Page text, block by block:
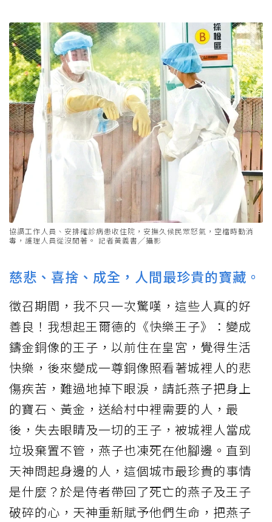
協調工作人員、安排確診病患收住院，安撫久候民眾怒氣，空檔時勤消
毒，護理人員從沒閒著。 記者黃義書╱攝影
慈悲、喜捨、成全，人間最珍貴的寶藏。
徵召期間，我不只一次驚嘆，這些人真的好
善良！我想起王爾德的《快樂王子》：變成
鑄金銅像的王子，以前住在皇宮，覺得生活
快樂，後來變成一尊銅像照看著城裡人的悲
傷疾苦，難過地掉下眼淚，請託燕子把身上
的寶石、黃金，送給村中裡需要的人，最
後，失去眼睛及一切的王子，被城裡人當成
垃圾棄置不管，燕子也凍死在他腳邊。直到
天神問起身邊的人，這個城市最珍貴的事情
是什麼？於是侍者帶回了死亡的燕子及王子
破碎的心，天神重新賦予他們生命，把燕子